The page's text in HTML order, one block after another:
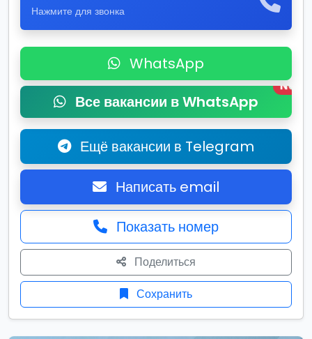
Нажмите для звонка
WhatsApp
Все вакансии в WhatsApp
New
Ещё вакансии в Telegram
Написать email
Показать номер
Поделиться
Сохранить